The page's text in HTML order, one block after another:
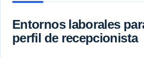
Entornos laborales
perfil de recepcionista